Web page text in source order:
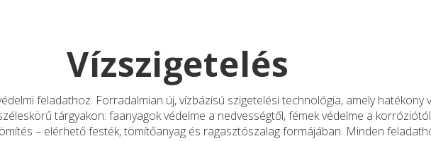
Vízszigetelés
feladathoz. Forradalmian új, vízbázisú szigetelési technológia, amely hatékony
tárgyakon: faanyagok védelme a nedvességtől, fémek védelme a
– elérhető festék, tömítőanyag és ragasztószalag formájában. Minden